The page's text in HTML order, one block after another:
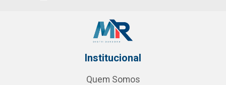
Institucional
Quem Somos